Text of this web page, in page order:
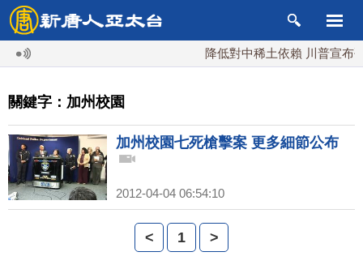
降低對中稀土依賴 川普宣布礦
關鍵字：加州校園
加州校園七死槍擊案 更多細節公布
2012-04-04 06:54:10
< 1 >